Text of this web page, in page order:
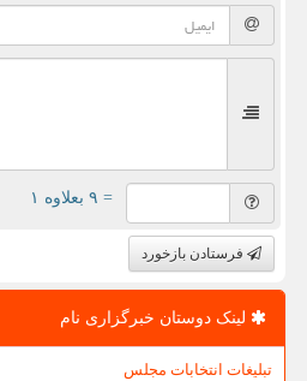
= ۹ بعلاوه ۱
فرستادن بازخورد
لینک دوستان خبرگزاری نام
تبلیغات انتخابات مجلس